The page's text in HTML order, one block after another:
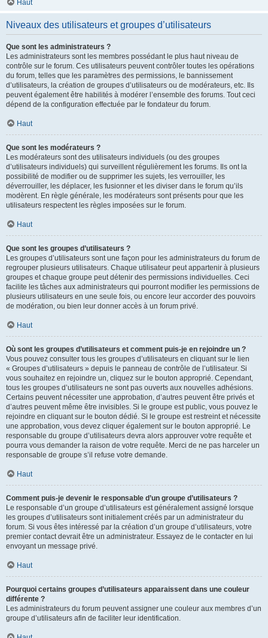
Haut
Niveaux des utilisateurs et groupes d’utilisateurs
Que sont les administrateurs ?
Les administrateurs sont les membres possédant le plus haut niveau de
contrôle sur le forum. Ces utilisateurs peuvent contrôler toutes les opérations
du forum, telles que les paramètres des permissions, le bannissement
d’utilisateurs, la création de groupes d’utilisateurs ou de modérateurs, etc. Ils
peuvent également être habilités à modérer l’ensemble des forums. Tout ceci
dépend de la configuration effectuée par le fondateur du forum.
Haut
Que sont les modérateurs ?
Les modérateurs sont des utilisateurs individuels (ou des groupes
d’utilisateurs individuels) qui surveillent régulièrement les forums. Ils ont la
possibilité de modifier ou de supprimer les sujets, les verrouiller, les
déverrouiller, les déplacer, les fusionner et les diviser dans le forum qu’ils
modèrent. En règle générale, les modérateurs sont présents pour que les
utilisateurs respectent les règles imposées sur le forum.
Haut
Que sont les groupes d’utilisateurs ?
Les groupes d’utilisateurs sont une façon pour les administrateurs du forum de
regrouper plusieurs utilisateurs. Chaque utilisateur peut appartenir à plusieurs
groupes et chaque groupe peut détenir des permissions individuelles. Ceci
facilite les tâches aux administrateurs qui pourront modifier les permissions de
plusieurs utilisateurs en une seule fois, ou encore leur accorder des pouvoirs
de modération, ou bien leur donner accès à un forum privé.
Haut
Où sont les groupes d’utilisateurs et comment puis-je en rejoindre un ?
Vous pouvez consulter tous les groupes d’utilisateurs en cliquant sur le lien
« Groupes d’utilisateurs » depuis le panneau de contrôle de l’utilisateur. Si
vous souhaitez en rejoindre un, cliquez sur le bouton approprié. Cependant,
tous les groupes d’utilisateurs ne sont pas ouverts aux nouvelles adhésions.
Certains peuvent nécessiter une approbation, d’autres peuvent être privés et
d’autres peuvent même être invisibles. Si le groupe est public, vous pouvez le
rejoindre en cliquant sur le bouton dédié. Si le groupe est restreint et nécessite
une approbation, vous devez cliquer également sur le bouton approprié. Le
responsable du groupe d’utilisateurs devra alors approuver votre requête et
pourra vous demander la raison de votre requête. Merci de ne pas harceler un
responsable de groupe s’il refuse votre demande.
Haut
Comment puis-je devenir le responsable d’un groupe d’utilisateurs ?
Le responsable d’un groupe d’utilisateurs est généralement assigné lorsque
les groupes d’utilisateurs sont initialement créés par un administrateur du
forum. Si vous êtes intéressé par la création d’un groupe d’utilisateurs, votre
premier contact devrait être un administrateur. Essayez de le contacter en lui
envoyant un message privé.
Haut
Pourquoi certains groupes d’utilisateurs apparaissent dans une couleur
différente ?
Les administrateurs du forum peuvent assigner une couleur aux membres d’un
groupe d’utilisateurs afin de faciliter leur identification.